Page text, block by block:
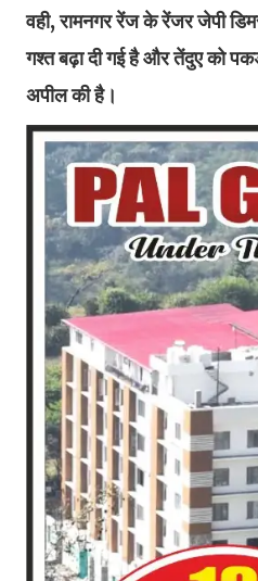
वही, रामनगर रेंज के रेंजर जेपी
गश्त बढ़ा दी गई है और तेंदुए को
अपील की है।